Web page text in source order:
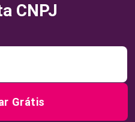
CNPJ
Grátis